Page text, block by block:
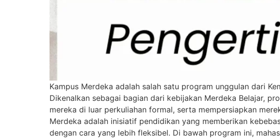
Kampus Merdeka adalah salah satu program unggulan dari
Dikenalkan sebagai bagian dari kebijakan Merdeka Belajar,
mereka di luar perkuliahan formal, serta mempersiapkan
Merdeka adalah inisiatif pendidikan yang memberikan
dengan cara yang lebih fleksibel. Di bawah program ini,